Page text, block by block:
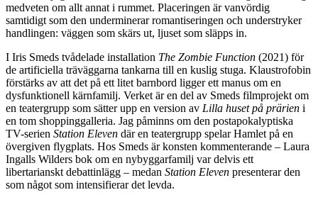
medveten om allt annat i rummet. Placeringen är vanvördig
samtidigt som den underminerar romantiseringen och understryker
handlingen: väggen som skärs ut, ljuset som släpps in.
I Iris Smeds tvådelade installation The Zombie Function (2021) för
de artificiella träväggarna tankarna till en kuslig stuga. Klaustrofobin
förstärks av att det på ett litet barnbord ligger ett manus om en
dysfunktionell kärnfamilj. Verket är en del av Smeds filmprojekt om
en teatergrupp som sätter upp en version av Lilla huset på prärien i
en tom shoppinggalleria. Jag påminns om den postapokalyptiska
TV-serien Station Eleven där en teatergrupp spelar Hamlet på en
övergiven flygplats. Hos Smeds är konsten kommenterande – Laura
Ingalls Wilders bok om en nybyggarfamilj var delvis ett
libertarianskt debattinlägg – medan Station Eleven presenterar den
som något som intensifierar det levda.